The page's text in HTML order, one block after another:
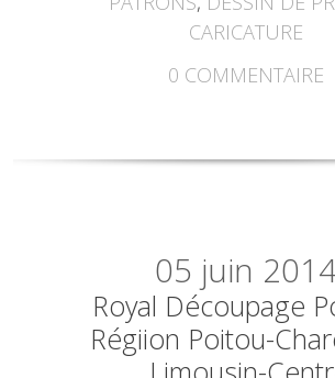
CARICATURE
0 COMMENTAIRE
05 juin
Royal Découpage
Régiion Poitou-